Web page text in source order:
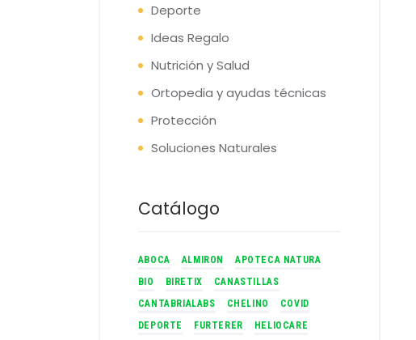
Deporte
Ideas Regalo
Nutrición y Salud
Ortopedia y ayudas técnicas
Protección
Soluciones Naturales
Catálogo
ABOCA ALMIRON
APOTECA NATURA
BIO
BIRETIX
CANASTILLAS
CANTABRIALABS
CHELINO
COVID
DEPORTE
FURTERER
HELIOCARE